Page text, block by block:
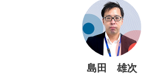
島田 雄次